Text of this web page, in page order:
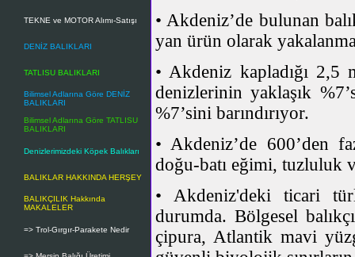
TEKNE ve MOTOR Alımı-Satışı
DENİZ BALIKLARI
TATLISU BALIKLARI
Bilimsel Adlarına Göre DENİZ
BALIKLARI
Bilimsel Adlarına Göre TATLISU
BALIKLARI
Denizlerimizdeki Köpek Balıkları
BALIKLAR HAKKINDA HERŞEY
BALIKÇILIK Hakkında
MAKALELER
=> Trol-Gırgır-Parakete Nedir
• Akdeniz’de bulunan
yan ürün olarak
• Akdeniz kapladığı
denizlerinin yaklaşık
%7’sini barındırıyor.
• Akdeniz’de 600’den
doğu-batı eğimi, tuzluluk
• Akdeniz'deki ticari
durumda. Bölgesel
çipura, Atlantik mavi